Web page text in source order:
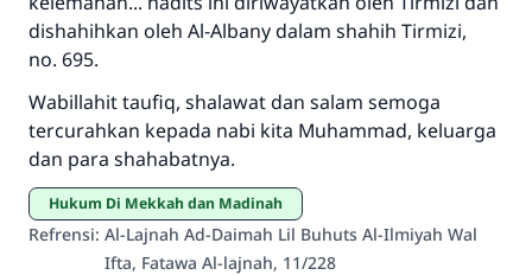
dishahihkan oleh Al-Albany dalam shahih Tirmizi,
no. 695.
Wabillahit taufiq, shalawat dan salam semoga
tercurahkan kepada nabi kita Muhammad, keluarga
dan para shahabatnya.
Hukum Di Mekkah dan Madinah
Refrensi: Al-Lajnah Ad-Daimah Lil Buhuts Al-Ilmiyah Wal
Ifta, Fatawa Al-lajnah, 11/228
Saham